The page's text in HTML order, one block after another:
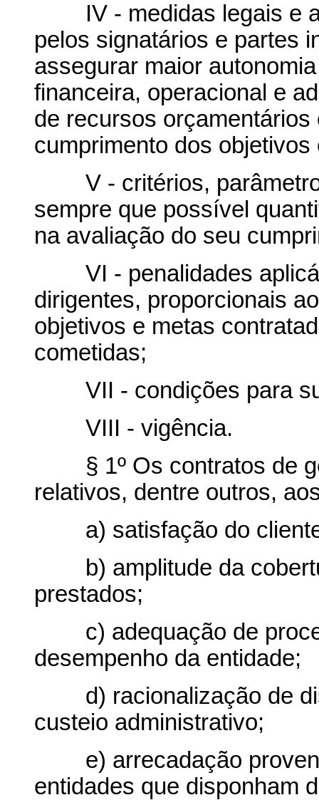
IV - medidas legais e
pelos signatários e partes
assegurar maior
financeira, operacional e
de recursos
cumprimento dos objetivos
V - critérios,
sempre que possível
na avaliação do seu
VI - penalidades
dirigentes, proporcionais
objetivos e metas
cometidas;
VII - condições para
VIII - vigência.
§ 1º Os contratos de
relativos, dentre outros,
a) satisfação do
b) amplitude da
prestados;
c) adequação de
desempenho da entidade;
d) racionalização de
custeio administrativo;
e) arrecadação
entidades que disponham